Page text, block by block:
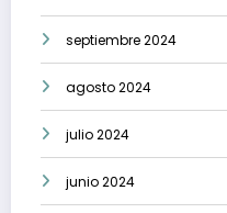
septiembre 2024
agosto 2024
julio 2024
junio 2024